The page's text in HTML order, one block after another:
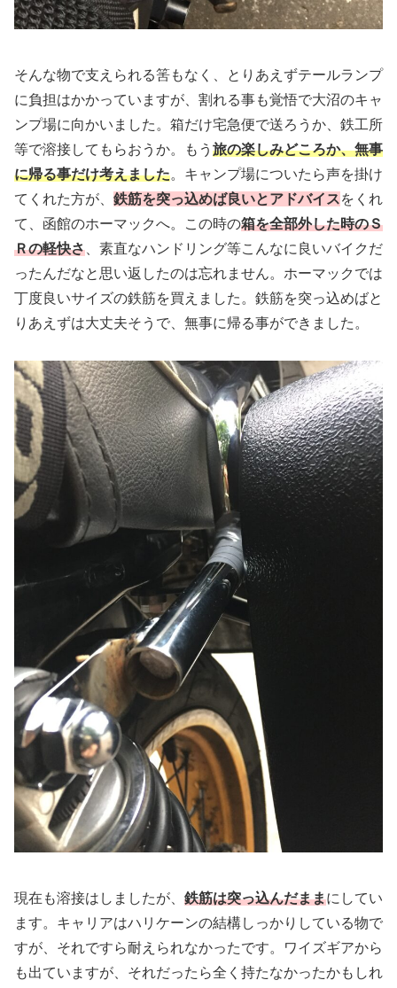
そんな物で支えられる筈もなく、とりあえずテールランプ
に負担はかかっていますが、割れる事も覚悟で大沼のキャ
ンプ場に向かいました。箱だけ宅急便で送ろうか、鉄工所
等で溶接してもらおうか。もう 旅の楽しみどころか、無事
に帰る事だけ考えました。キャンプ場についたら声を掛け
てくれた方が、 鉄筋を突っ込めば良いとアドバイスをくれ
て、函館のホーマックへ。この時の箱を全部外した時のＳ
Ｒの軽快さ 、素直なハンドリング等こんなに良いバイクだ
ったんだなと思い返したのは忘れません。ホーマックでは
丁度良いサイズの鉄筋を買えました。鉄筋を突っ込めばと
りあえずは大丈夫そうで、無事に帰る事ができました。
現在も溶接はしましたが、 鉄筋は突っ込んだままにしてい
ます。キャリアはハリケーンの結構しっかりしている物で
すが、それですら耐えられなかったです。ワイズギアから
も出ていますが、それだったら全く持たなかったかもしれ